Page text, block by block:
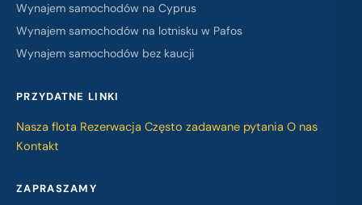
Wynajem samochodów na Cyprus
Wynajem samochodów na lotnisku w Pafos
Wynajem samochodów bez kaucji
PRZYDATNE LINKI
Nasza flota Rezerwacja Często zadawane pytania O nas
Kontakt
ZAPRASZAMY